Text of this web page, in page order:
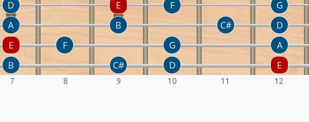
7 8 9 10 11 12